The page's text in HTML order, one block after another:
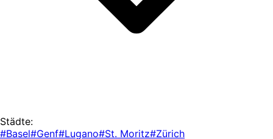
Städte:
#Basel#Genf#Lugano#St. Moritz#Zürich